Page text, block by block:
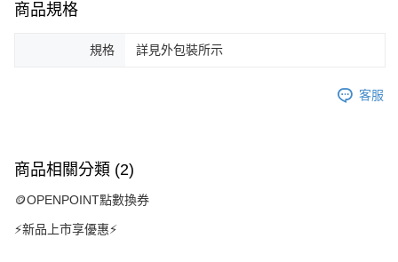
商品規格
規格 詳見外包裝所示
客服
商品相關分類 (2)
🪙OPENPOINT點數換券
⚡新品上市享優惠⚡